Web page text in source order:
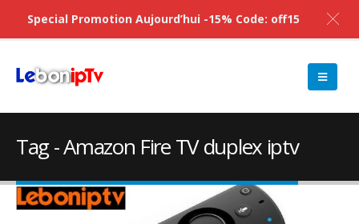
Tag - Amazon Fire TV duplex iptv
Special Promotion Aujourd’hui -15% Code: off15